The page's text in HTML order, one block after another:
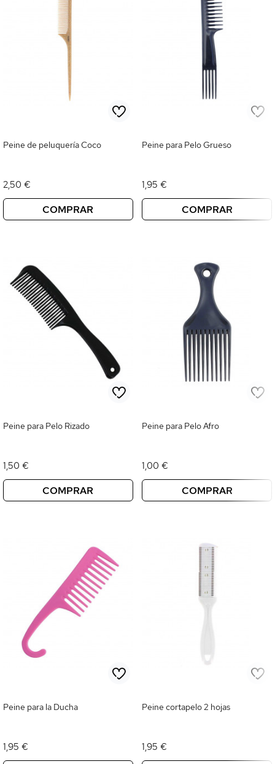
Peine de peluquería Coco
2,50 €
COMPRAR
Peine para Pelo Grueso
1,95 €
COMPRAR
Peine para Pelo Rizado
1,50 €
COMPRAR
Peine para Pelo Afro
1,00 €
COMPRAR
Peine para la Ducha
1,95 €
Peine cortapelo 2 hojas
1,95 €